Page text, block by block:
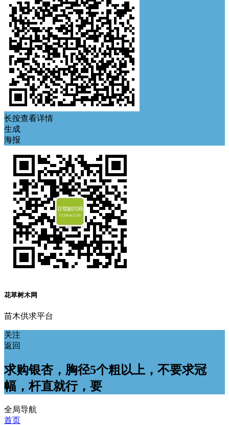
长按查看详情
生成
海报
花草树木网
苗木供求平台
关注
返回
求购银杏，胸径5个粗以上，不要求冠
幅，杆直就行，要
全局导航
首页